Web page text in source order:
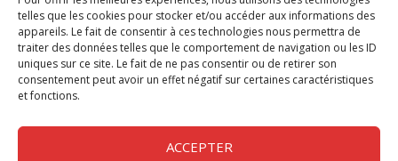
telles que les cookies pour stocker et/ou accéder aux informations des
appareils. Le fait de consentir à ces technologies nous permettra de
traiter des données telles que le comportement de navigation ou les ID
uniques sur ce site. Le fait de ne pas consentir ou de retirer son
consentement peut avoir un effet négatif sur certaines caractéristiques
et fonctions.
ACCEPTER
Chèque Compta
Chèque Emploi Spectacle
G-Pods
Profession Audio-visuel